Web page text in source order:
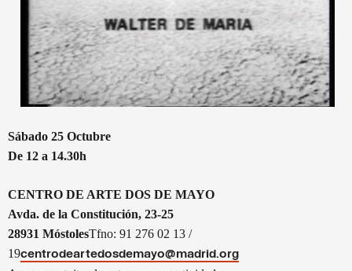
Sábado 25 Octubre
De 12 a 14.30h
CENTRO DE ARTE DOS DE MAYO
Avda. de la Constitución, 23-25
28931 MóstolesTfno: 91 276 02 13 /
19centrodeartedosdemayo@madrid.org